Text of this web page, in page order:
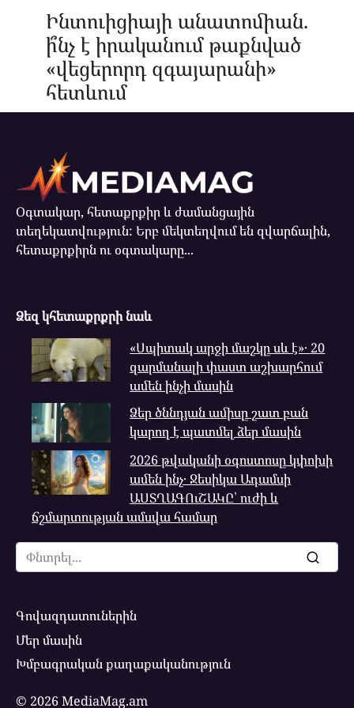
Ինտուիցիայի անատոմիան.
ի՞նչ է իրականում թաքնված
«վեցերորդ զգայարանի»
հետևում
Օգտակար, հետաքրքիր և ժամանցային
տեղեկատվություն: Երբ մեկտեղվում են զվարճալին,
հետաքրքիրն ու օգտակարը...
Ձեզ կհետաքրքրի նաև
«Սպիտակ արջի մաշկը սև է»․ 20
զարմանալի փաստ աշխարհում
ամեն ինչի մասին
Ձեր ծննդյան ամիսը շատ բան
կարող է պատմել ձեր մասին
2026 թվականի օգոստոսը կփոխի
ամեն ինչ․ Ջեսիկա Ադամսի
ԱՍՏՂԱԳՈւՇԱԿԸ՝ ուժի և
ճշմարտության ամսվա համար
Search
for:
Գովազդատուներին
Մեր մասին
Խմբագրական քաղաքականություն
© 2026 MediaMag.am